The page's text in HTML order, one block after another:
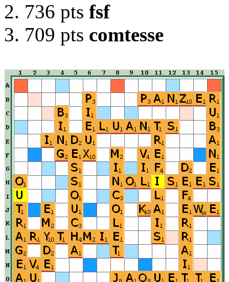
2. 736 pts fsf
3. 709 pts comtesse